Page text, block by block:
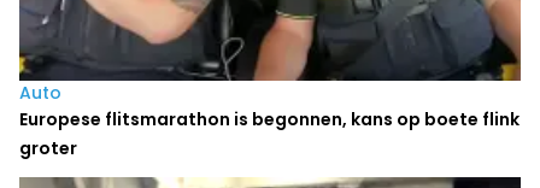
Auto
Europese flitsmarathon is begonnen, kans op boete flink
groter